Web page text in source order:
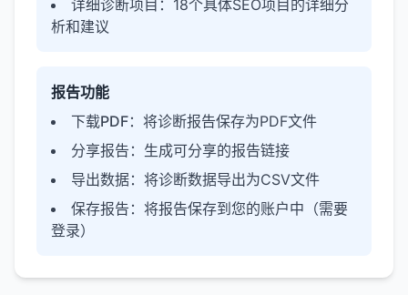
详细诊断项目 ：18个具体SEO项目的详细分
析和建议
报告功能
下载PDF：将诊断报告保存为PDF文件
分享报告 ：生成可分享的报告链接
导出数据：将诊断数据导出为CSV文件
保存报告 ：将报告保存到您的账户中（需要
登录）